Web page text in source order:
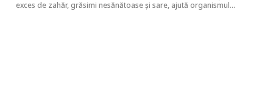
exces de zahăr, grăsimi nesănătoase și sare, ajută organismul…